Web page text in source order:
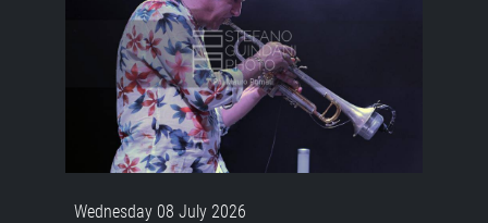
Wednesday 08 July 2026